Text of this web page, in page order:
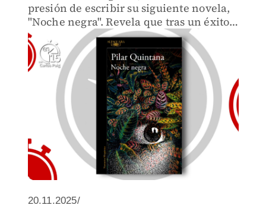
presión de escribir su siguiente novela,
"Noche negra". Revela que tras un éxito
inicial tuvo una crisis.
20.11.2025/